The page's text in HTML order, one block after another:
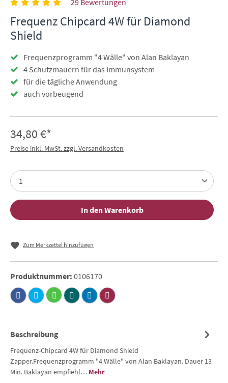
29 Bewertungen
Frequenz Chipcard 4W für Diamond
Shield
Frequenzprogramm "4 Wälle" von Alan Baklayan
4 Schutzmauern für das Immunsystem
für die tägliche Anwendung
auch vorbeugend
34,80 €*
Preise inkl. MwSt. zzgl. Versandkosten
In den Warenkorb
Zum Merkzettel hinzufügen
Produktnummer: 0106170
Beschreibung
Frequenz-Chipcard 4W für Diamond Shield
Zapper.Frequenzprogramm "4 Wälle" von Alan Baklayan. Dauer 13
Min. Baklayan empfiehl… Mehr